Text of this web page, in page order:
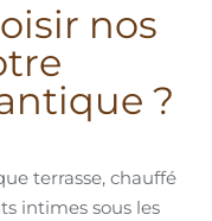
nos
?
terrasse, chauffé
intimes sous les